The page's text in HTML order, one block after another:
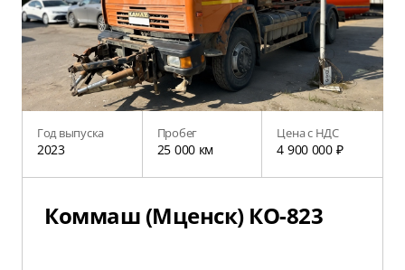
Год выпуска
2023
Пробег
25 000 км
Цена с НДС
4 900 000 ₽
Коммаш (Мценск) КО-823